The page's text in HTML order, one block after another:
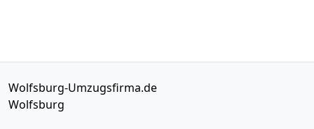
Wolfsburg-Umzugsfirma.de
Wolfsburg